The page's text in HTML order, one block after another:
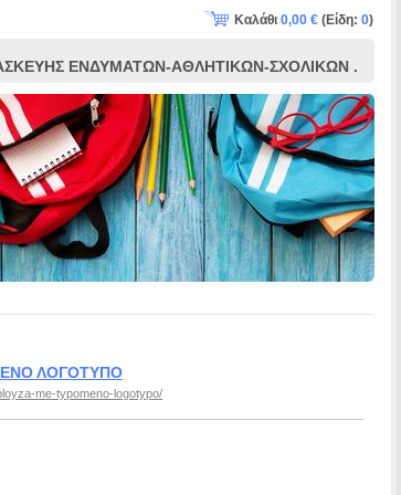
ΕΝΔΥΜΑΤΩΝ-ΑΘΛΗΤΙΚΩΝ-ΣΧΟΛΙΚΩΝ .
ΕΝΔΥΜΑΣΙΩΝ ΚΑΙ ΧΡΙΣΤΟΥΓΙΕΝΝΙΑΤΙΚΩΝ ΚΑΙ
ΑΠΟΚΡΙΑΤΙΚΩΝ ΕΝΔΥΜΑΣΙΩΝ
ΛΟΓΟΤΥΠΟ
me-typomeno-logotypo/
Καλάθι 0,00 € (Είδη: 0)